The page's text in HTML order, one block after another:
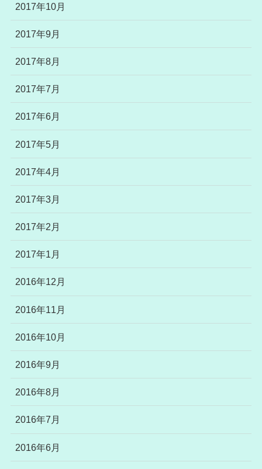
2017年10月
2017年9月
2017年8月
2017年7月
2017年6月
2017年5月
2017年4月
2017年3月
2017年2月
2017年1月
2016年12月
2016年11月
2016年10月
2016年9月
2016年8月
2016年7月
2016年6月